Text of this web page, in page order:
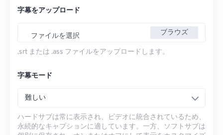
字幕をアップロード
ファイルを選択 ブラウズ
.srt または .ass ファイルをアップロードします。
字幕モード
難しい
ハードサブは常に表示され、ビデオに統合されているため、
永続的なキャプションに適しています。一方、ソフトサブは